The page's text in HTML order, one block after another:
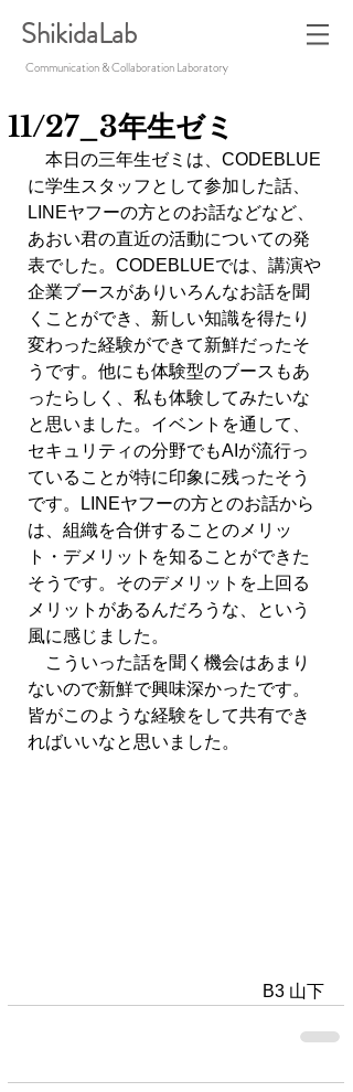
ShikidaLab
Communication & Collaboration Laboratory
11/27_3年生ゼミ
本日の三年生ゼミは、CODEBLUE
に学生スタッフとして参加した話、
LINEヤフーの方とのお話などなど、
あおい君の直近の活動についての発
表でした。CODEBLUEでは、講演や
企業ブースがありいろんなお話を聞
くことができ、新しい知識を得たり
変わった経験ができて新鮮だったそ
うです。他にも体験型のブースもあ
ったらしく、私も体験してみたいな
と思いました。イベントを通して、
セキュリティの分野でもAIが流行っ
ていることが特に印象に残ったそう
です。LINEヤフーの方とのお話から
は、組織を合併することのメリッ
ト・デメリットを知ることができた
そうです。そのデメリットを上回る
メリットがあるんだろうな、という
風に感じました。
こういった話を聞く機会はあまり
ないので新鮮で興味深かったです。
皆がこのような経験をして共有でき
ればいいなと思いました。
B3 山下